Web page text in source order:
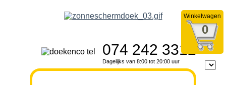
Winkelwagen
0
074 242 3312
Dagelijks van 8:00 tot 20:00 uur